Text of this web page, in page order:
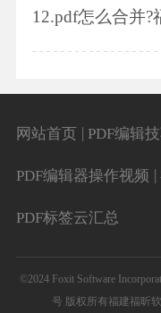
12.pdf怎么合并?福
网站首页 PDF编辑
PDF编辑器操作视频
PDF标签云汇总
©2024 Foxit Software
号 版权所有福建福昕